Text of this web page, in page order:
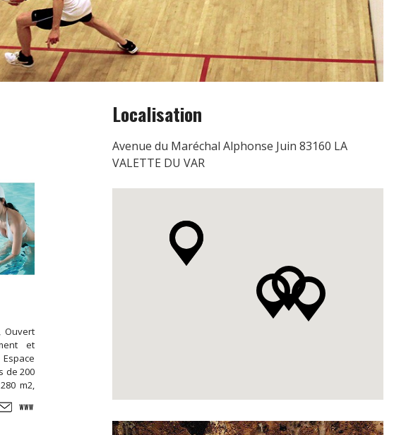
Ouvert
et
de 200
m2,
Localisation
Avenue du Maréchal Alphonse Juin 83160 LA
VALETTE DU VAR